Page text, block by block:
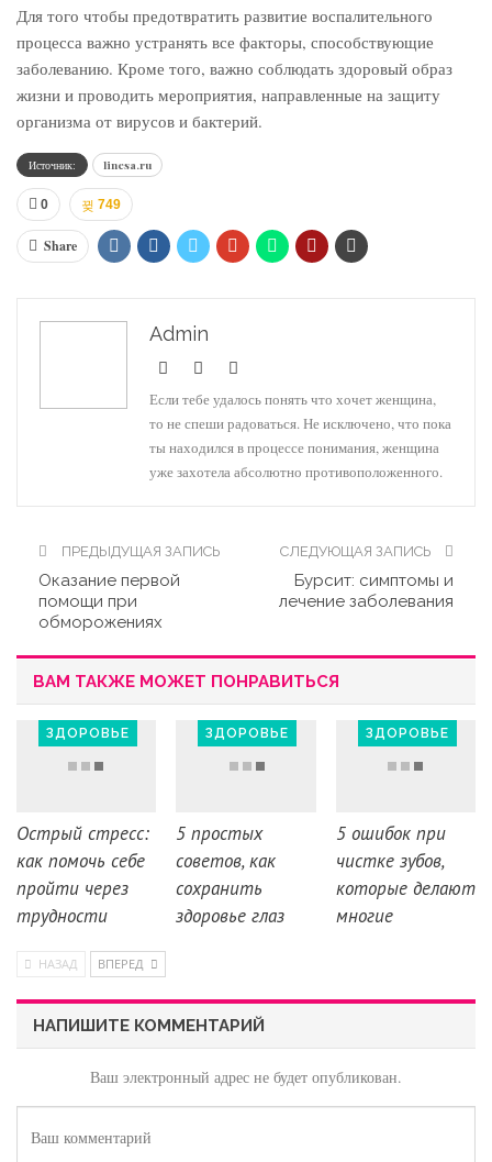
Для того чтобы предотвратить развитие воспалительного
процесса важно устранять все факторы, способствующие
заболеванию. Кроме того, важно соблюдать здоровый образ
жизни и проводить мероприятия, направленные на защиту
организма от вирусов и бактерий.
Источник: linesa.ru
0 749
Share
Admin
Если тебе удалось понять что хочет женщина,
то не спеши радоваться. Не исключено, что пока
ты находился в процессе понимания, женщина
уже захотела абсолютно противоположенного.
ПРЕДЫДУЩАЯ ЗАПИСЬ
Оказание первой
помощи при
обморожениях
СЛЕДУЮЩАЯ ЗАПИСЬ
Бурсит: симптомы и
лечение заболевания
ВАМ ТАКЖЕ МОЖЕТ ПОНРАВИТЬСЯ
ЗДОРОВЬЕ
Острый стресс:
как помочь себе
пройти через
трудности
ЗДОРОВЬЕ
5 простых
советов, как
сохранить
здоровье глаз
ЗДОРОВЬЕ
5 ошибок при
чистке зубов,
которые делают
многие
НАЗАД ВПЕРЕД
НАПИШИТЕ КОММЕНТАРИЙ
Ваш электронный адрес не будет опубликован.